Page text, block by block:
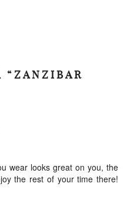
“ZANZIBAR
wear looks great on you, the
the rest of your time there!